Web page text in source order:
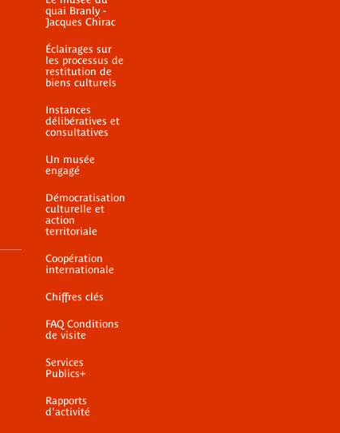
quai Branly -
Jacques Chirac
Éclairages sur
les processus de
restitution de
biens culturels
Instances
délibératives et
consultatives
Un musée
engagé
Démocratisation
culturelle et
action
territoriale
Coopération
internationale
Chiffres clés
FAQ Conditions
de visite
Services
Publics+
Rapports
d'activité